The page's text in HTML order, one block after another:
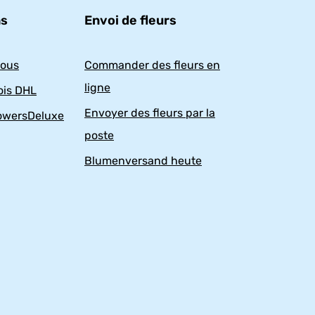
DHL
Envoi de fleurs
Commander des fleurs en
ligne
Envoyer des fleurs par la
poste
Blumenversand heute